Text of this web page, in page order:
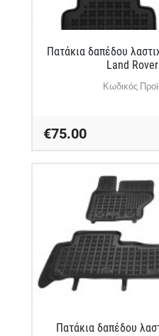
Πατάκια δαπέδου
Land
Κωδικός
€75.00
Πατάκια δαπέδου